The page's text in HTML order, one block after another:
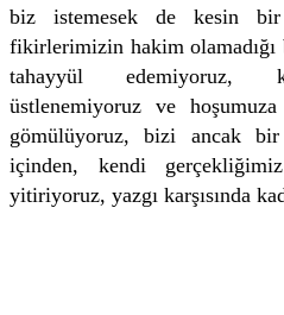
biz istemesek de kesin bir
fikirlerimizin hakim olamadığı
tahayyül edemiyoruz,
üstlenemiyoruz ve
gömülüyoruz, bizi ancak
içinden, kendi
yitiriyoruz, yazgı karşısında